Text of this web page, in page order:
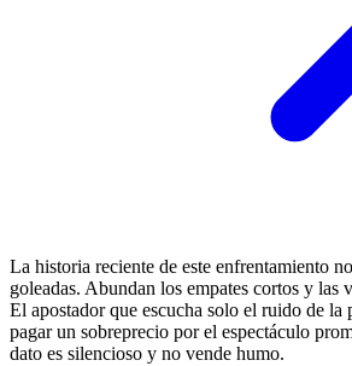
La historia reciente de este enfrentamiento
goleadas. Abundan los empates cortos y las
El apostador que escucha solo el ruido de la
pagar un sobreprecio por el espectáculo
dato es silencioso y no vende humo.